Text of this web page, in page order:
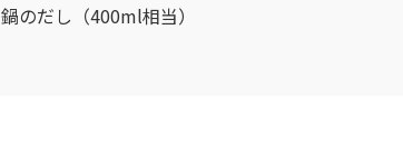
鍋のだし（400ml相当）